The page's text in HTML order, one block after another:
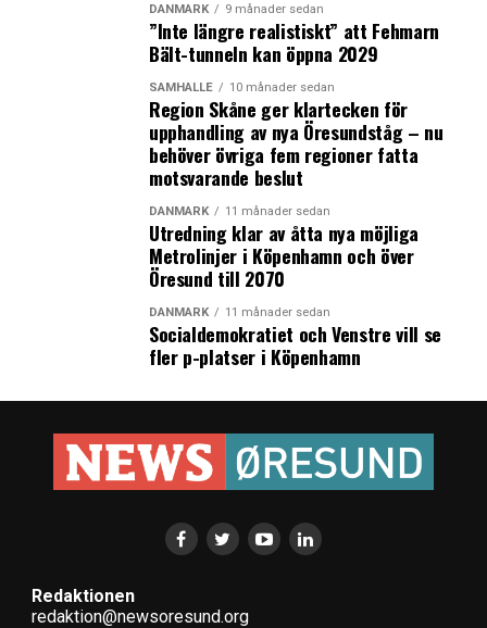
DANMARK 9 månader sedan
”Inte längre realistiskt” att Fehmarn
Bält-tunneln kan öppna 2029
SAMHÄLLE 10 månader sedan
Region Skåne ger klartecken för
upphandling av nya Öresundståg – nu
behöver övriga fem regioner fatta
motsvarande beslut
DANMARK 11 månader sedan
Utredning klar av åtta nya möjliga
Metrolinjer i Köpenhamn och över
Öresund till 2070
DANMARK 11 månader sedan
Socialdemokratiet och Venstre vill se
fler p-platser i Köpenhamn
Redaktionen
redaktion@newsoresund.org